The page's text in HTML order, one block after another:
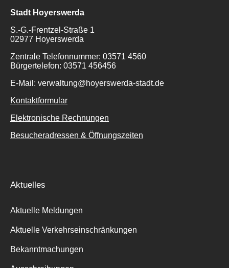
Stadt Hoyerswerda
S.-G.-Frentzel-Straße 1
02977 Hoyerswerda
Zentrale Telefonnummer: 03571 4560
Bürgertelefon: 03571 456456
E-Mail: verwaltung@hoyerswerda-stadt.de
Kontaktformular
Elektronische Rechnungen
Besucheradressen & Öffnungszeiten
Aktuelles
Aktuelle Meldungen
Aktuelle Verkehrseinschränkungen
Bekanntmachungen